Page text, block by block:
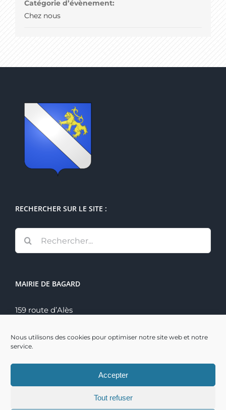
Nous utilisons des cookies pour optimiser notre site web et notre
service.
Accepter
Tout refuser
Catégorie d’évènement:
Chez nous
RECHERCHER SUR LE SITE :
MAIRIE DE BAGARD
159 route d’Alès
Tél. : 04 66 60 70 22